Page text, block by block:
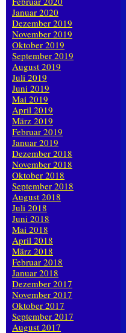
Januar 2020
Dezember 2019
November 2019
Oktober 2019
September 2019
August 2019
Juli 2019
Juni 2019
Mai 2019
April 2019
März 2019
Februar 2019
Januar 2019
Dezember 2018
November 2018
Oktober 2018
September 2018
August 2018
Juli 2018
Juni 2018
Mai 2018
April 2018
März 2018
Februar 2018
Januar 2018
Dezember 2017
November 2017
Oktober 2017
September 2017
August 2017